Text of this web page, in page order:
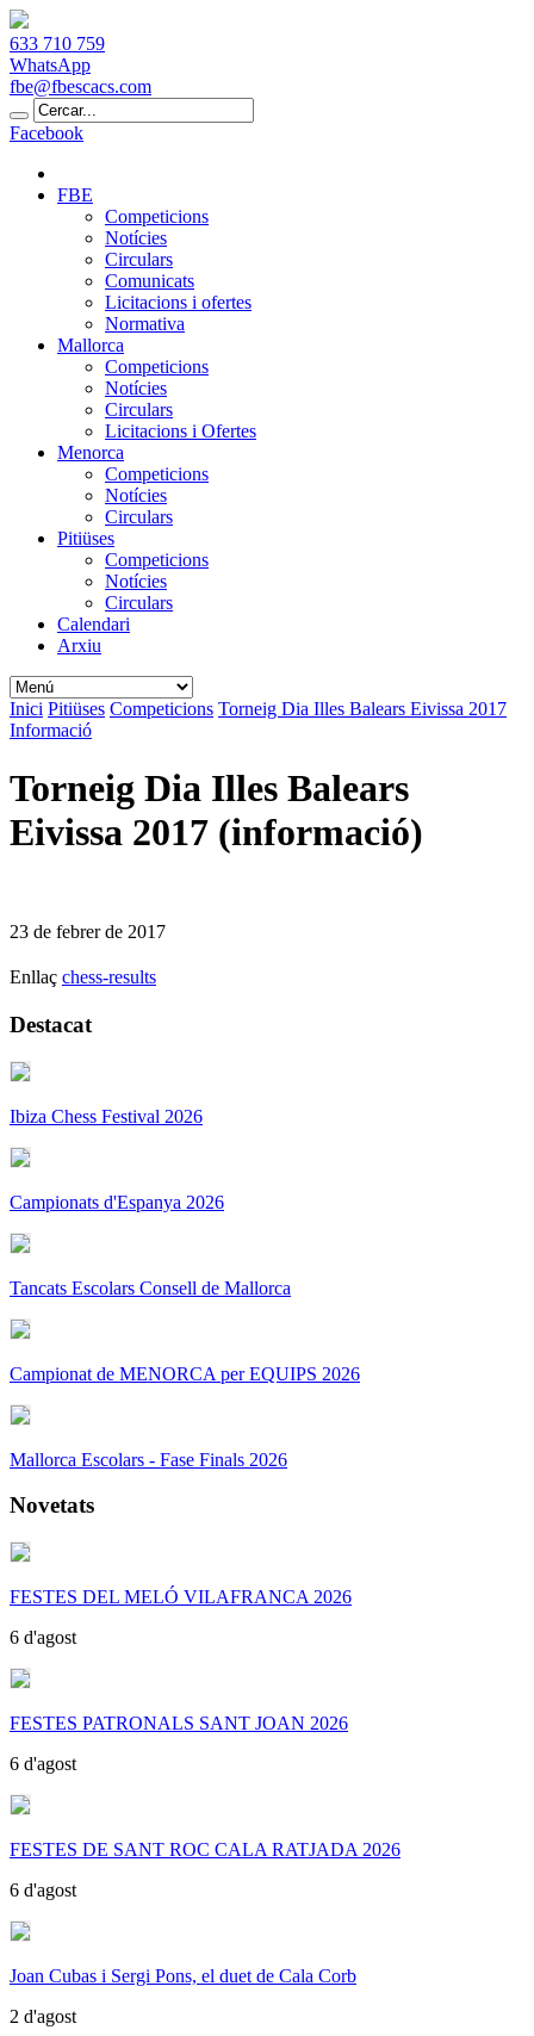
633 710 759
WhatsApp
fbe@fbescacs.com
Facebook
FBE
Competicions
Notícies
Circulars
Comunicats
Licitacions i ofertes
Normativa
Mallorca
Competicions
Notícies
Circulars
Licitacions i Ofertes
Menorca
Competicions
Notícies
Circulars
Pitiüses
Competicions
Notícies
Circulars
Calendari
Arxiu
Inici Pitiüses Competicions Torneig Dia Illes Balears Eivissa 2017
Informació
Torneig Dia Illes Balears
Eivissa 2017 (informació)
23 de febrer de 2017
Enllaç chess-results
Destacat
Ibiza Chess Festival 2026
Campionats d'Espanya 2026
Tancats Escolars Consell de Mallorca
Campionat de MENORCA per EQUIPS 2026
Mallorca Escolars - Fase Finals 2026
Novetats
FESTES DEL MELÓ VILAFRANCA 2026
6 d'agost
FESTES PATRONALS SANT JOAN 2026
6 d'agost
FESTES DE SANT ROC CALA RATJADA 2026
6 d'agost
Joan Cubas i Sergi Pons, el duet de Cala Corb
2 d'agost